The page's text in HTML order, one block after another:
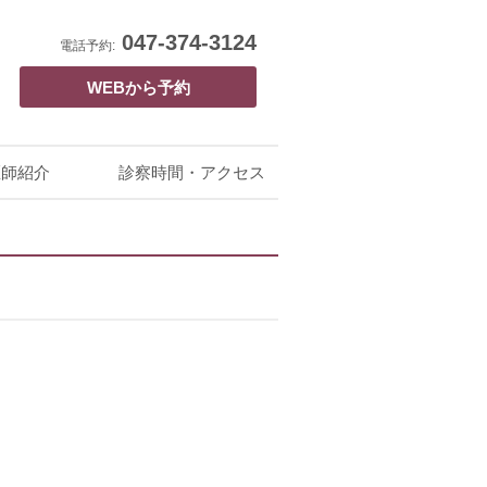
電話予約: 047-374-3124
WEBから予約
紹介 診察時間・アクセス